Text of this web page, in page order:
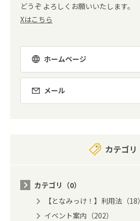
どうぞ よろしくお願いいたします。
Xはこちら
ホームページ
メール
カテゴリ
カテゴリ（0）
【となみっけ！】利用法（18）
イベント案内（202）